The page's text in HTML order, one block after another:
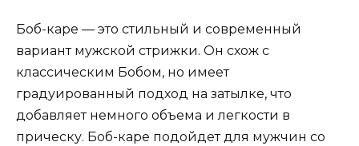
Боб-каре — это стильный и современный
вариант мужской стрижки. Он схож с
классическим Бобом, но имеет
градуированный подход на затылке, что
добавляет немного объема и легкости в
прическу. Боб-каре подойдет для мужчин со